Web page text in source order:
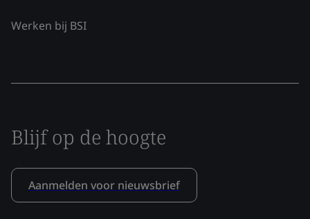
Werken bij BSI
Blijf op de hoogte
Aanmelden voor nieuwsbrief